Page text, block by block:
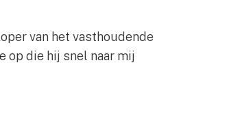
van het vasthoudende
op die hij snel naar mij